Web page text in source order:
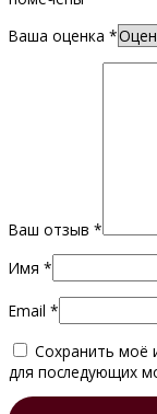
Ваша оценка *
Ваш отзыв *
Имя *
Email *
Сохранить моё
для последующих